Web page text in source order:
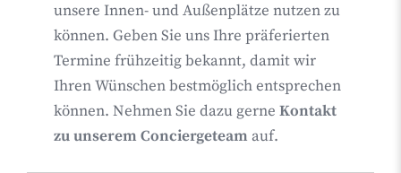
unsere Innen- und Außenplätze nutzen zu
können. Geben Sie uns Ihre präferierten
Termine frühzeitig bekannt, damit wir
Ihren Wünschen bestmöglich entsprechen
können. Nehmen Sie dazu gerne Kontakt
zu unserem Conciergeteam auf.